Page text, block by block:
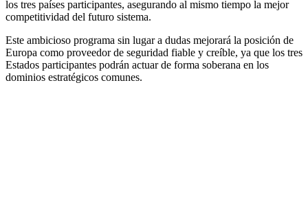
los tres países participantes, asegurando al mismo tiempo la mejor
competitividad del futuro sistema.
Este ambicioso programa sin lugar a dudas mejorará la posición de
Europa como proveedor de seguridad fiable y creíble, ya que los tres
Estados participantes podrán actuar de forma soberana en los
dominios estratégicos comunes.